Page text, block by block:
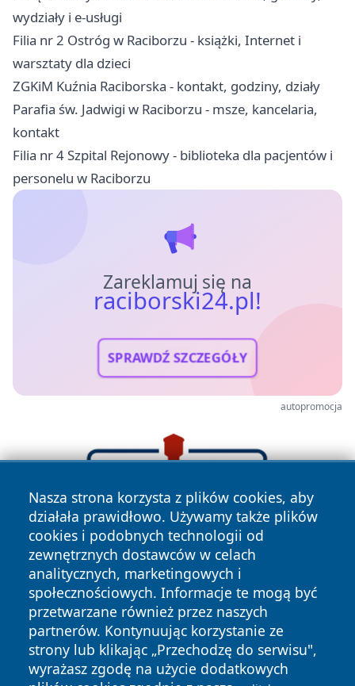
wydziały i e-usługi
Filia nr 2 Ostróg w Raciborzu - książki, Internet i
warsztaty dla dzieci
ZGKiM Kuźnia Raciborska - kontakt, godziny, działy
Parafia św. Jadwigi w Raciborzu - msze, kancelaria,
kontakt
Filia nr 4 Szpital Rejonowy - biblioteka dla pacjentów i
personelu w Raciborzu
Zareklamuj się na
raciborski24.pl!
SPRAWDŹ SZCZEGÓŁY
autopromocja
Nasza strona korzysta z plików cookies, aby
działała prawidłowo. Używamy także plików
cookies i podobnych technologii od
zewnętrznych dostawców w celach
analitycznych, marketingowych i
społecznościowych. Informacje te mogą być
przetwarzane również przez naszych
partnerów. Kontynuując korzystanie ze
strony lub klikając „Przechodzę do serwisu",
wyrażasz zgodę na użycie dodatkowych